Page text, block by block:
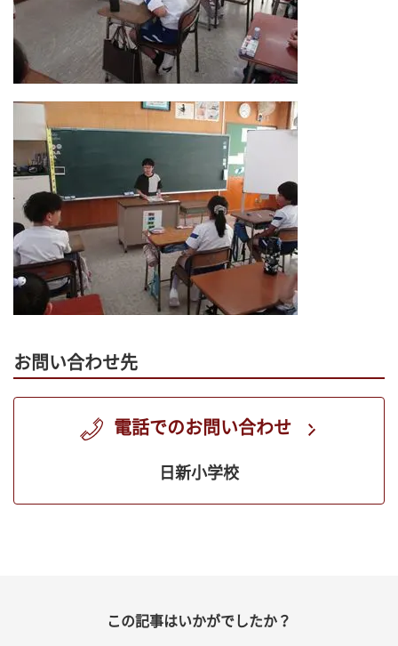
お問い合わせ先
電話でのお問い合わせ
日新小学校
この記事はいかがでしたか？